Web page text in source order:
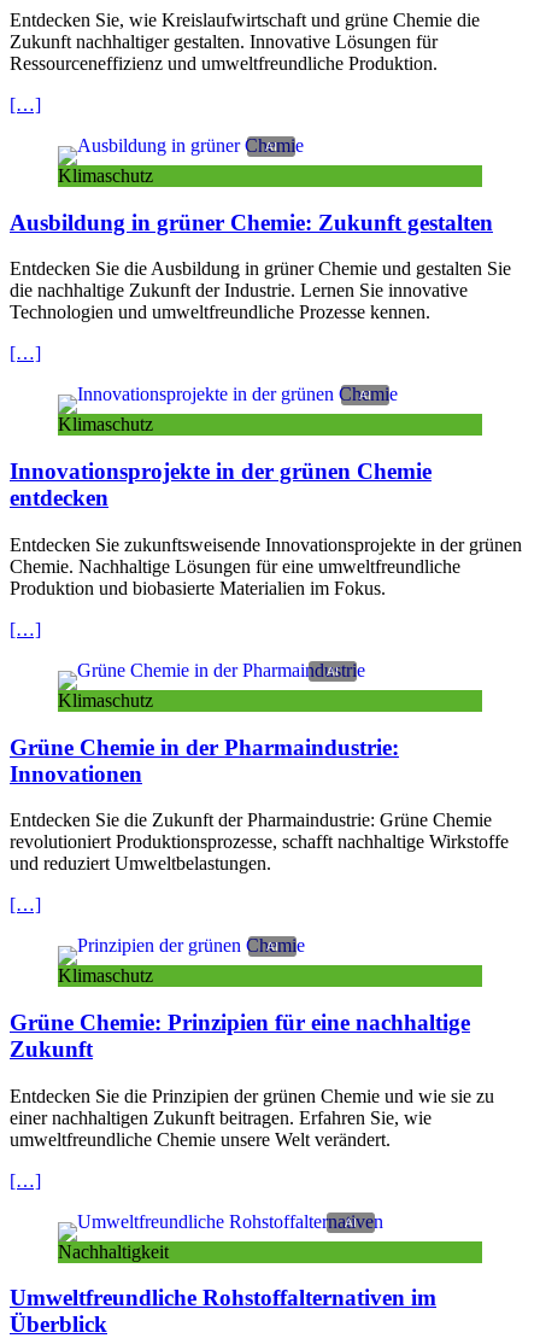
Entdecken Sie, wie Kreislaufwirtschaft und grüne Chemie die
Zukunft nachhaltiger gestalten. Innovative Lösungen für
Ressourceneffizienz und umweltfreundliche Produktion.
[…]
Klimaschutz
Ausbildung in grüner Chemie: Zukunft gestalten
Entdecken Sie die Ausbildung in grünerChemie und gestalten Sie
die nachhaltige Zukunft der Industrie. Lernen Sie innovative
Technologien und umweltfreundliche Prozesse kennen.
[…]
Klimaschutz
Innovationsprojekte in der grünen Chemie
entdecken
Entdecken Sie zukunftsweisende Innovationsprojekte in der grünen
Chemie. Nachhaltige Lösungen für eine umweltfreundliche
Produktion und biobasierte Materialien im Fokus.
[…]
Klimaschutz
Grüne Chemie in der Pharmaindustrie:
Innovationen
Entdecken Sie die Zukunft der Pharmaindustrie: Grüne Chemie
revolutioniert Produktionsprozesse, schafft nachhaltige Wirkstoffe
und reduziert Umweltbelastungen.
[…]
Klimaschutz
Grüne Chemie: Prinzipien für eine nachhaltige
Zukunft
Entdecken Sie die Prinzipien der grünen Chemie und wie sie zu
einer nachhaltigen Zukunft beitragen. Erfahren Sie, wie
umweltfreundliche Chemie unsere Welt verändert.
[…]
Nachhaltigkeit
Umweltfreundliche Rohstoffalternativen im
Überblick